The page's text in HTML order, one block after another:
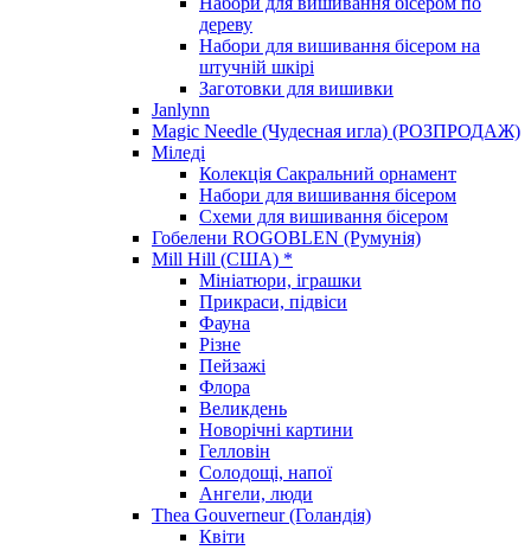
дереву
Набори для вишивання бісером на
штучній шкірі
Заготовки для вишивки
Janlynn
Magic Needle (Чудесная игла) (РОЗПРОДАЖ)
Міледі
Колекція Сакральний орнамент
Набори для вишивання бісером
Схеми для вишивання бісером
Гобелени ROGOBLEN (Румунія)
Mill Hill (США) *
Мініатюри, іграшки
Прикраси, підвіси
Фауна
Різне
Пейзажі
Флора
Великдень
Новорічні картини
Гелловін
Солодощі, напої
Ангели, люди
Thea Gouverneur (Голандія)
Квіти